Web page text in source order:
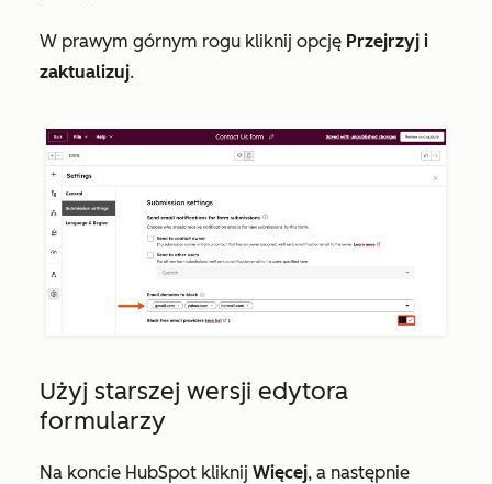
W prawym górnym rogu kliknij opcję Przejrzyj i
zaktualizuj.
Użyj starszej wersji edytora
formularzy
Na koncie HubSpot kliknij Więcej, a następnie